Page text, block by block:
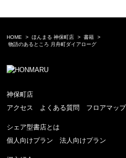
HOME ほんまる 神保町店
書籍
物語のあるところ 月舟町ダイアローグ
神保町店
アクセス
よくある質問 フロアマップ
シェア型書店とは
個人向けプラン
法人向けプラン